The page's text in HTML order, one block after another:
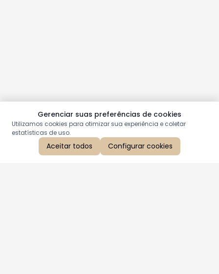
Gerenciar suas preferências de cookies
Utilizamos cookies para otimizar sua experiência e coletar
estatísticas de uso.
Aceitar todos Configurar cookies